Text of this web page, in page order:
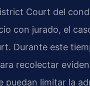
Court del
con jurado, el
Durante este
recolectar
puedan limitar la